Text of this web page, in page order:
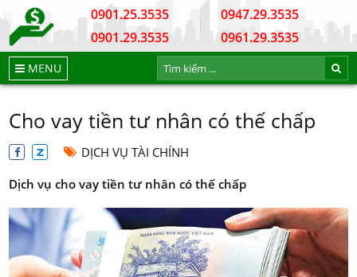
0901.25.3535
0901.29.3535
0947.29.3535
0961.29.3535
MENU
Cho vay tiền tư nhân có thế chấp
DỊCH VỤ TÀI CHÍNH
Dịch vụ cho vay tiền tư nhân có thế chấp